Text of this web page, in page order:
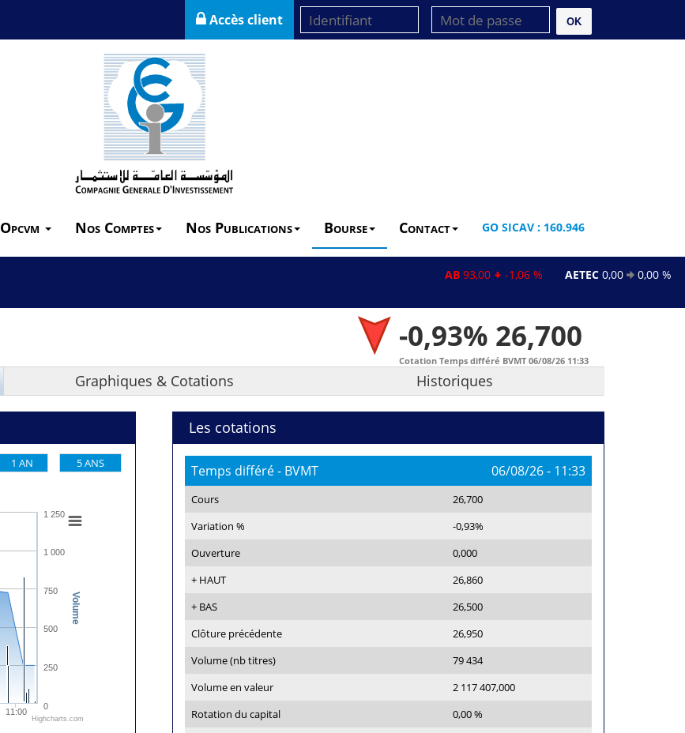
Accès client OK
Opcvm Nos Comptes Nos Publications Bourse Contact GO SICAV : 160.946
93,00 -1,06 % AETEC 0,00 0,00 % AL
-0,93% 26,700
Cotation Temps différé BVMT 06/08/26 11:33
Graphiques & Cotations Historiques
1 AN 5 ANS
Volume
11:00
0
250
500
750
1 000
1 250
Highcharts.com
Les cotations
Temps différé - BVMT 06/08/26- 11:33
Cours
26,700
Variation %
-0,93%
Ouverture
0,000
+ HAUT
26,860
+ BAS
26,500
Clôture précédente
26,950
Volume (nb titres)
79 434
Volume en valeur
2 117 407,000
Rotation du capital
0,00 %